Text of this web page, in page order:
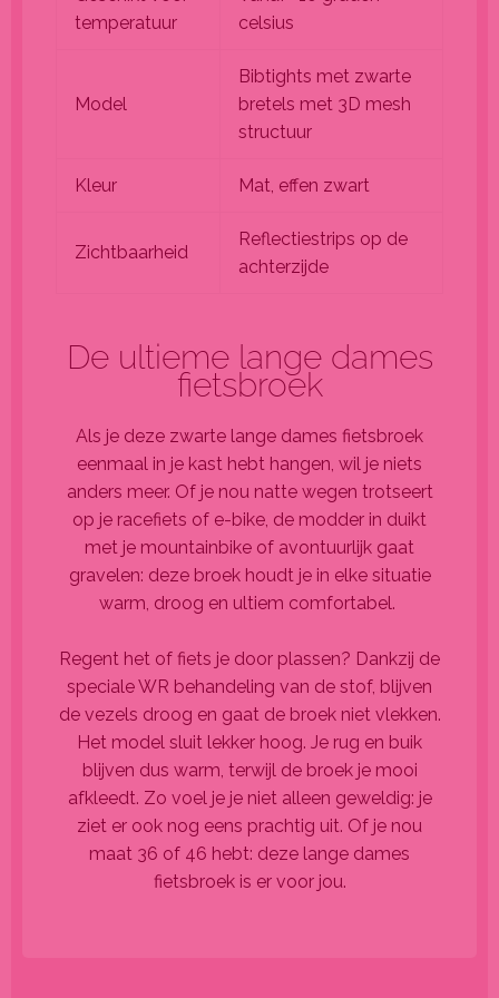
temperatuur
celsius
Model
Bibtights met zwarte
bretels met 3D mesh
structuur
Kleur Mat, effen zwart
Zichtbaarheid
Reflectiestrips op de
achterzijde
De ultieme lange dames
fietsbroek
Als je deze zwarte lange dames fietsbroek
eenmaal in je kast hebt hangen, wil je niets
anders meer. Of je nou natte wegen trotseert
op je racefiets of e-bike, de modder in duikt
met je mountainbike of avontuurlijk gaat
gravelen: deze broek houdt je in elke situatie
warm, droog en ultiem comfortabel.
Regent het of fiets je door plassen? Dankzij de
speciale WR behandeling van de stof, blijven
de vezels droog en gaat de broek niet vlekken.
Het model sluit lekker hoog. Je rug en buik
blijven dus warm, terwijl de broek je mooi
afkleedt. Zo voel je je niet alleen geweldig: je
ziet er ook nog eens prachtig uit. Of je nou
maat 36 of 46 hebt: deze lange dames
fietsbroek is er voor jou.